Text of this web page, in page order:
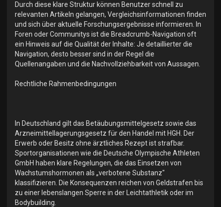
Durch diese klare Struktur können Benutzer schnell zu
relevanten Artikeln gelangen, Vergleichsinformationen finden
und sich über aktuelle Forschungsergebnisse informieren. In
Foren oder Communitys ist die Breadcrumb-Navigation oft
ein Hinweis auf die Qualität der Inhalte: Je detaillierter die
Navigation, desto besser sind in der Regel die
Quellenangaben und die Nachvollziehbarkeit von Aussagen.
Rechtliche Rahmenbedingungen
In Deutschland gilt das Betäubungsmittelgesetz sowie das
Arzneimittellagerungsgesetz für den Handel mit HGH. Der
Erwerb oder Besitz ohne ärztliches Rezept ist strafbar.
Sportorganisationen wie die Deutsche Olympische Athleten
GmbH haben klare Regelungen, die das Einsetzen von
Wachstumshormonen als „verbotene Substanz"
klassifizieren. Die Konsequenzen reichen von Geldstrafen bis
zu einer lebenslangen Sperre in der Leichtathletik oder im
Bodybuilding.